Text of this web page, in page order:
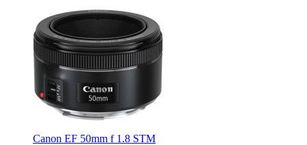
Canon EF 50mm f 1.8 STM